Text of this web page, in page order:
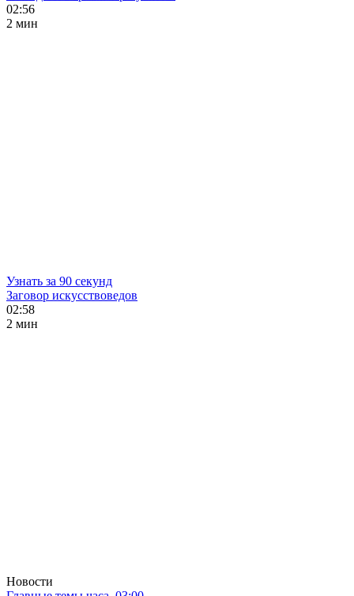
02:56
2 мин
Узнать за 90 секунд
Заговор искусствоведов
02:58
2 мин
Новости